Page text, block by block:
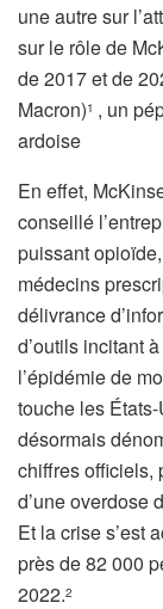
une autre sur
sur le rôle de
de 2017 et de
Macron)1 , un
ardoise
En effet,
conseillé
puissant
médecins
délivrance
d’outils incitant
l’épidémie de
touche les
désormais
chiffres officiels,
d’une overdose
Et la crise s’est
près de 82 000
2022.2